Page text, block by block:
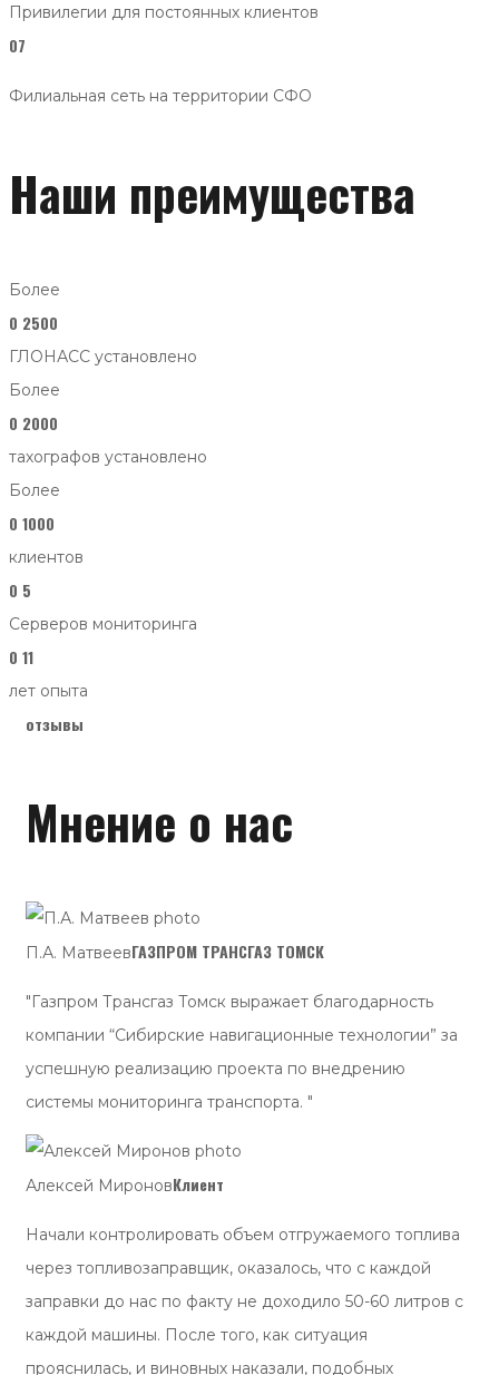
Привилегии для постоянных клиентов
07
Филиальная сеть на территории СФО
Наши преимущества
Более
0 2500
ГЛОНАСС установлено
Более
0 2000
тахографов установлено
Более
0 1000
клиентов
0 5
Серверов мониторинга
0 11
лет опыта
отзывы
Мнение о нас
П.А. МатвеевГАЗПРОМ ТРАНСГАЗ ТОМСК
"Газпром Трансгаз Томск выражает благодарность
компании “Сибирские навигационные технологии” за
успешную реализацию проекта по внедрению
системы мониторинга транспорта. "
Алексей МироновКлиент
Начали контролировать объем отгружаемого топлива
через топливозаправщик, оказалось, что с каждой
заправки до нас по факту не доходило 50-60 литров с
каждой машины. После того, как ситуация
прояснилась, и виновных наказали, подобных